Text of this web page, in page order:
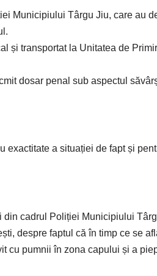
Municipiului Târgu Jiu, care au
și transportat la Unitatea de
dosar penal sub aspectul
exactitate a situației de fapt și
cadrul Poliției Municipiului
despre faptul că în timp ce se
cu pumnii în zona capului și a